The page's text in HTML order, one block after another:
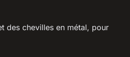
des chevilles en métal, pour